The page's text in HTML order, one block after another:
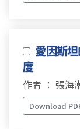
愛因斯
度
作者 ： 張海
Download